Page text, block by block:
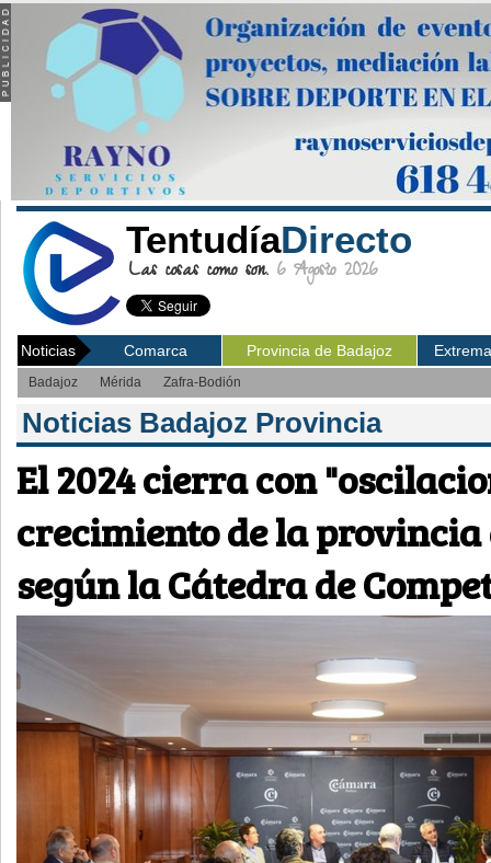
TentudíaDirecto
Las cosas como son. 6 Agosto 2026
Noticias Comarca Provincia de Badajoz
Badajoz Mérida Zafra-Bodión
Noticias Badajoz Provincia
El 2024 cierra con
crecimiento de la provincia
según la Cátedra de